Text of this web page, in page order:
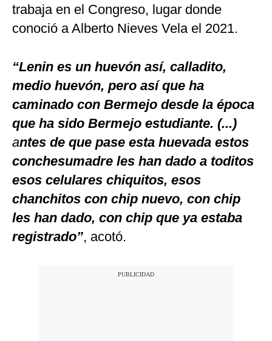
trabaja en el Congreso, lugar donde
conoció a Alberto Nieves Vela el 2021.
“Lenin es un huevón así, calladito,
medio huevón, pero así que ha
caminado con Bermejo desde la época
que ha sido Bermejo estudiante. (...)
antes de que pase esta huevada estos
conchesumadre les han dado a toditos
esos celulares chiquitos, esos
chanchitos con chip nuevo, con chip
les han dado, con chip que ya estaba
registrado”, acotó.